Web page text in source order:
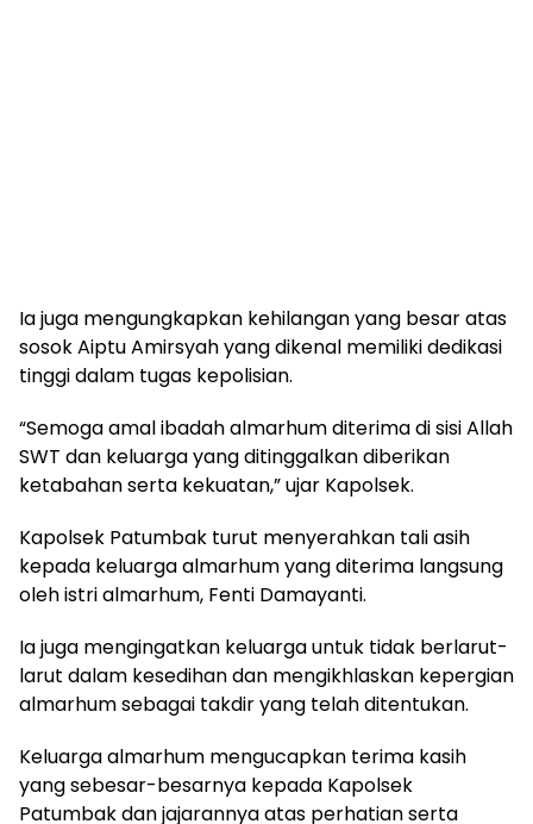
Ia juga mengungkapkan kehilangan yang besar atas
sosok Aiptu Amirsyah yang dikenal memiliki dedikasi
tinggi dalam tugas kepolisian.
“Semoga amal ibadah almarhum diterima di sisi Allah
SWT dan keluarga yang ditinggalkan diberikan
ketabahan serta kekuatan,” ujar Kapolsek.
Kapolsek Patumbak turut menyerahkan tali asih
kepada keluarga almarhum yang diterima langsung
oleh istri almarhum, Fenti Damayanti.
Ia juga mengingatkan keluarga untuk tidak berlarut-
larut dalam kesedihan dan mengikhlaskan kepergian
almarhum sebagai takdir yang telah ditentukan.
Keluarga almarhum mengucapkan terima kasih
yang sebesar-besarnya kepada Kapolsek
Patumbak dan jajarannya atas perhatian serta